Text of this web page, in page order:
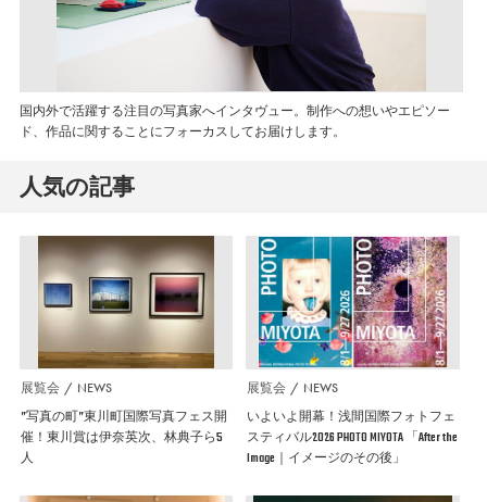
国内外で活躍する注目の写真家へインタヴュー。制作への想いやエピソー
ド、作品に関することにフォーカスしてお届けします。
人気の記事
展覧会 NEWS
”写真の町”東川町国際写真フェス開
催！東川賞は伊奈英次、林典子ら5
人
展覧会 NEWS
いよいよ開幕！浅間国際フォトフェ
スティバル2026 PHOTO MIYOTA 「After the
Image｜イメージのその後」